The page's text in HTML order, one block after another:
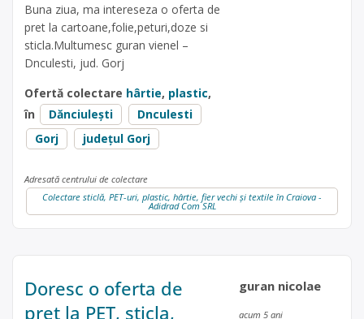
Buna ziua, ma intereseza o oferta de
pret la cartoane,folie,peturi,doze si
sticla.Multumesc guran vienel –
Dnculesti, jud. Gorj
Ofertă colectare hârtie, plastic,
în
Dănciuleşti
Dnculesti
Gorj
județul Gorj
Adresată centrului de colectare
Colectare sticlă, PET-uri, plastic, hârtie, fier vechi și textile în Craiova -
Adidrad Com SRL
Doresc o oferta de
pret la PET, sticla,
guran nicolae
acum 5 ani